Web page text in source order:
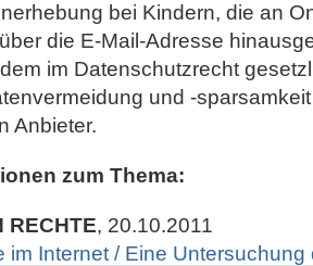
bei Kindern, die an
die E-Mail-Adresse
im Datenschutzrecht
und -
Anbieter.
zum Thema:
RECHTE, 20.10.2011
im Internet / Eine Untersuchung